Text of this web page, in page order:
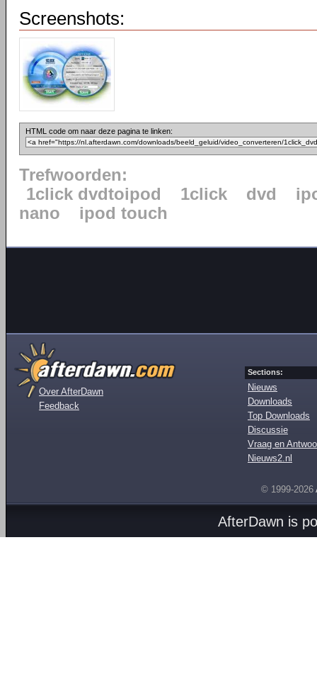
Screenshots:
HTML code om naar deze pagina te linken:
Trefwoorden:
1click dvdtoipod
1click dvd
nano
ipod touch
Over AfterDawn
Feedback
Sections:
Nieuws
Downloads
Top Downloads
Discussie
Vraag en
Nieuws2.nl
© 1999-2026
AfterDawn is